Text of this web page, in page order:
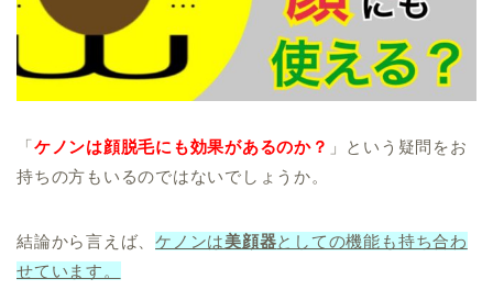
「ケノンは顔脱毛にも効果があるのか？ 」という疑問をお
持ちの方もいるのではないでしょうか。
結論から言えば、ケノンは美顔器としての機能も持ち合わ
せています。